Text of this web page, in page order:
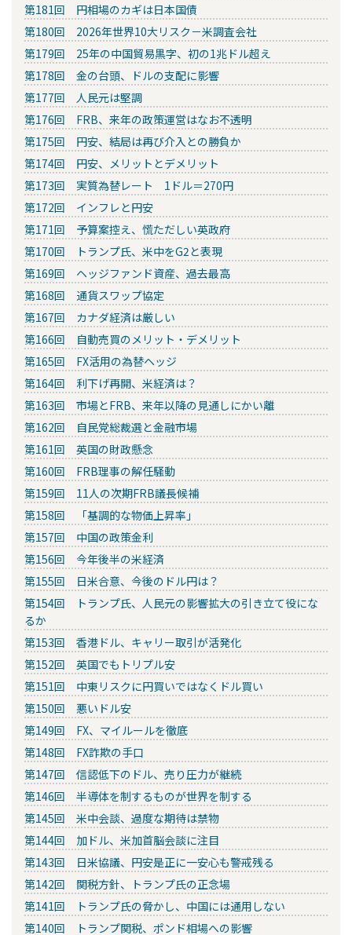
第181回 円相場のカギは日本国債
第180回 2026年世界10大リスク－米調査会社
第179回 25年の中国貿易黒字、初の1兆ドル超え
第178回 金の台頭、ドルの支配に影響
第177回 人民元は堅調
第176回 FRB、来年の政策運営はなお不透明
第175回 円安、結局は再び介入との勝負か
第174回 円安、メリットとデメリット
第173回 実質為替レート 1ドル＝270円
第172回 インフレと円安
第171回 予算案控え、慌ただしい英政府
第170回 トランプ氏、米中をG2と表現
第169回 ヘッジファンド資産、過去最高
第168回 通貨スワップ協定
第167回 カナダ経済は厳しい
第166回 自動売買のメリット・デメリット
第165回 FX活用の為替ヘッジ
第164回 利下げ再開、米経済は？
第163回 市場とFRB、来年以降の見通しにかい離
第162回 自民党総裁選と金融市場
第161回 英国の財政懸念
第160回 FRB理事の解任騒動
第159回 11人の次期FRB議長候補
第158回 「基調的な物価上昇率」
第157回 中国の政策金利
第156回 今年後半の米経済
第155回 日米合意、今後のドル円は？
第154回 トランプ氏、人民元の影響拡大の引き立て役にな
るか
第153回 香港ドル、キャリー取引が活発化
第152回 英国でもトリプル安
第151回 中東リスクに円買いではなくドル買い
第150回 悪いドル安
第149回 FX、マイルールを徹底
第148回 FX詐欺の手口
第147回 信認低下のドル、売り圧力が継続
第146回 半導体を制するものが世界を制する
第145回 米中会談、過度な期待は禁物
第144回 加ドル、米加首脳会談に注目
第143回 日米協議、円安是正に一安心も警戒残る
第142回 関税方針、トランプ氏の正念場
第141回 トランプ氏の脅かし、中国には通用しない
第140回 トランプ関税、ポンド相場への影響